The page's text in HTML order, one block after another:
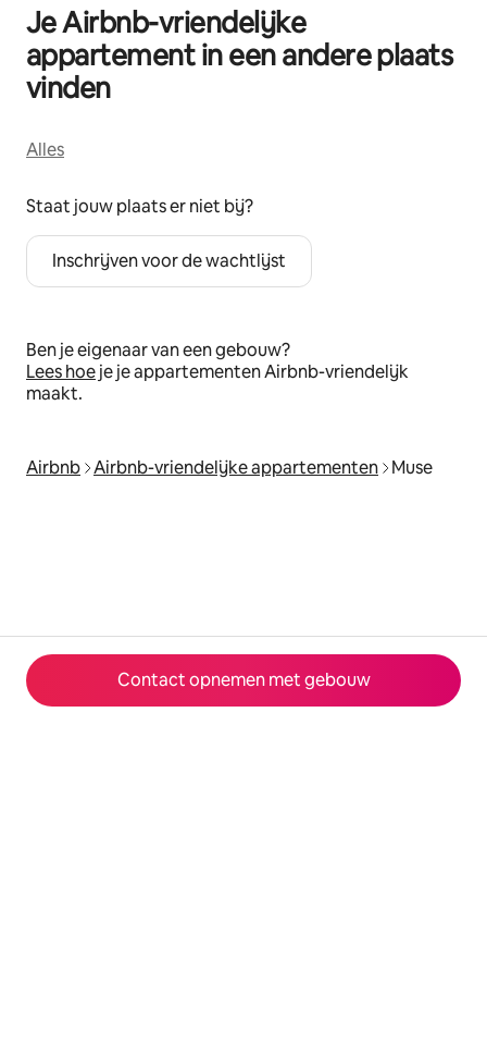
Contact opnemen met gebouw
Je Airbnb-vriendelijke
appartement in een andere plaats
vinden
Alles
Staat jouw plaats er niet bij?
Inschrijven voor de wachtlijst
Ben je eigenaar van een gebouw?
Lees hoeje je appartementen Airbnb-vriendelijk
maakt.
Airbnb Airbnb-vriendelijke appartementen Muse